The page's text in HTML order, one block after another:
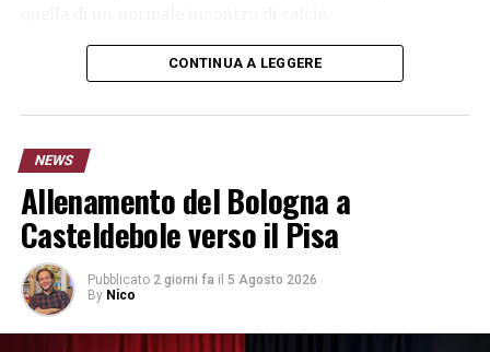
Bologna – Pisa: data, orario e luogo
Ecco le informazioni principali sull’amichevole:
Partita: Bologna-Pisa
Data:sabato 8 agosto 2026
Orario:17:00
Luogo:Centro Tecnico “Niccolò Galli” di Casteldebole
Durata:
150 minuti
Accesso al pubblico:
partita a porte chiuse
La formula scelta consentirà a Domenico Tedesco e
CONTINUA A LEGGERE
NEWS
Allenamento del Bologna a
Casteldebole verso il Pisa
Pubblicato 2 giorni fa il 5 Agosto 2026
By Nico